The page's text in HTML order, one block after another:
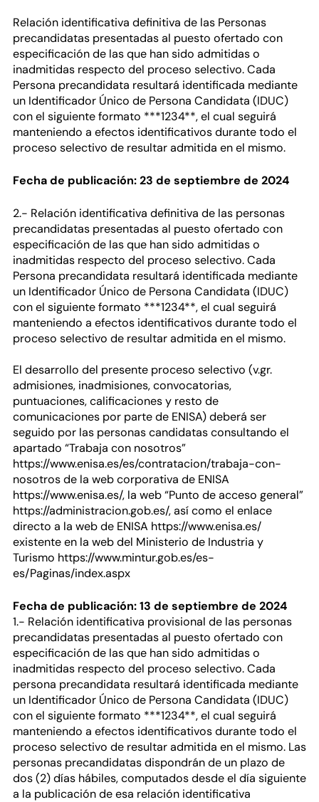
Relación identificativa definitiva de las Personas
precandidatas presentadas al puesto ofertado con
especificación de las que han sido admitidas o
inadmitidas respecto del proceso selectivo. Cada
Persona precandidata resultará identificada mediante
un Identificador Único de Persona Candidata (IDUC)
con el siguiente formato ***1234**, el cual seguirá
manteniendo a efectos identificativos durante todo el
proceso selectivo de resultar admitida en el mismo.
Fecha de publicación: 23 de septiembre de 2024
2.- Relación identificativa definitiva de las personas
precandidatas presentadas al puesto ofertado con
especificación de las que han sido admitidas o
inadmitidas respecto del proceso selectivo. Cada
Persona precandidata resultará identificada mediante
un Identificador Único de Persona Candidata (IDUC)
con el siguiente formato ***1234**, el cual seguirá
manteniendo a efectos identificativos durante todo el
proceso selectivo de resultar admitida en el mismo.
El desarrollo del presente proceso selectivo (v.gr.
admisiones, inadmisiones, convocatorias,
puntuaciones, calificaciones y resto de
comunicaciones por parte de ENISA) deberá ser
seguido por las personas candidatas consultando el
apartado “Trabaja con nosotros”
https://www.enisa.es/es/contratacion/trabaja-con-
nosotros de la web corporativa de ENISA
https://www.enisa.es/, la web “Punto de acceso general”
https://administracion.gob.es/, así como el enlace
directo a la web de ENISA https://www.enisa.es/
existente en la web del Ministerio de Industria y
Turismo https://www.mintur.gob.es/es-
es/Paginas/index.aspx
Fecha de publicación: 13 de septiembre de 2024
1.- Relación identificativa provisional de las personas
precandidatas presentadas al puesto ofertado con
especificación de las que han sido admitidas o
inadmitidas respecto del proceso selectivo. Cada
persona precandidata resultará identificada mediante
un Identificador Único de Persona Candidata (IDUC)
con el siguiente formato ***1234**, el cual seguirá
manteniendo a efectos identificativos durante todo el
proceso selectivo de resultar admitida en el mismo. Las
personas precandidatas dispondrán de un plazo de
dos (2) días hábiles, computados desde el día siguiente
a la publicación de esa relación identificativa